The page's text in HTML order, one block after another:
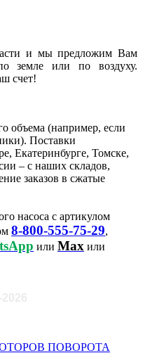
и мы предложим Вам
земле или по воздуху.
счет!
объема (например, если
Поставки
Екатеринбурге, Томске,
– с наших складов,
заказов в сжатые
насоса с артикулом
8-800-555-75-29,
или Max или
ПОВОРОТА